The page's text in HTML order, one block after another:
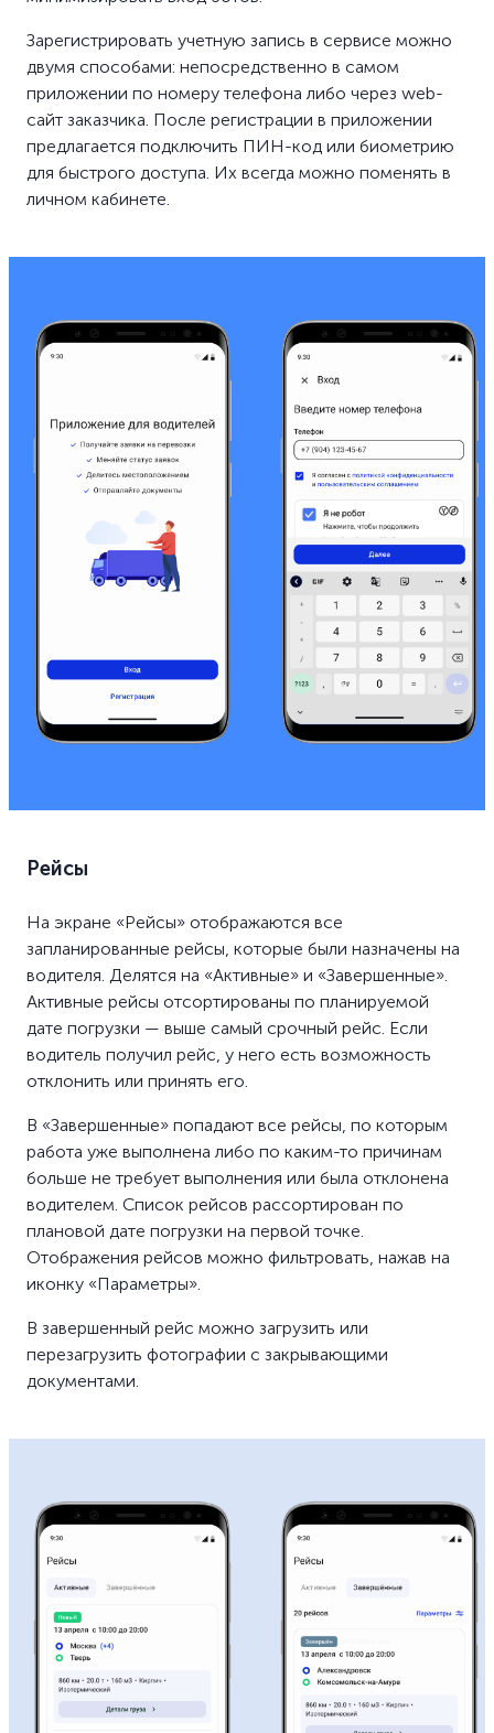
Зарегистрировать учетную запись в сервисе можно
двумя способами: непосредственно в самом
приложении по номеру телефона либо через web-
сайт заказчика. После регистрации в приложении
предлагается подключить ПИН-код или биометрию
для быстрого доступа. Их всегда можно поменять в
личном кабинете.
Рейсы
На экране «Рейсы» отображаются все
запланированные рейсы, которые были назначены на
водителя. Делятся на «Активные» и «Завершенные».
Активные рейсы отсортированы по планируемой
дате погрузки — выше самый срочный рейс. Если
водитель получил рейс, у него есть возможность
отклонить или принять его.
В «Завершенные» попадают все рейсы, по которым
работа уже выполнена либо по каким-то причинам
больше не требует выполнения или была отклонена
водителем. Список рейсов рассортирован по
плановой дате погрузки на первой точке.
Отображения рейсов можно фильтровать, нажав на
иконку «Параметры».
В завершенный рейс можно загрузить или
перезагрузить фотографии с закрывающими
документами.